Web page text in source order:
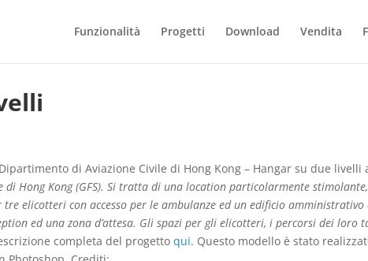
Funzionalità Progetti Download Vendita
di Aviazione Civile di Hong Kong – Hangar su due livelli
di Hong Kong (GFS). Si tratta di una location particolarmente
elicotteri con accesso per le ambulanze ed un edificio
ed una zona d’attesa. Gli spazi per gli elicotteri, i percorsi dei loro
completa del progettoqui. Questo modello è stato